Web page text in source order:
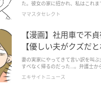
た。彼女の家に招かれ、私はこれ
ママスタセレクト
【漫画】社用車で不
【優しい夫がクズだ
妻の実家にやってきて言い訳を叫
すべなく帰るのだった…。弁護士か
エキサイトニュース